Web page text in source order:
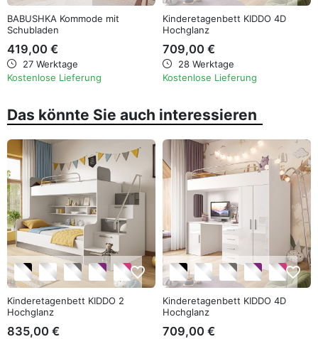
BABUSHKA Kommode mit
Schubladen
419,00 €
27 Werktage
Kostenlose Lieferung
Kinderetagenbett KIDDO 4D
Hochglanz
709,00 €
28 Werktage
Kostenlose Lieferung
Das könnte Sie auch interessieren
favorite_border
Kinderetagenbett KIDDO 2
Hochglanz
835,00 €
favorite_border
Kinderetagenbett KIDDO 4D
Hochglanz
709,00 €